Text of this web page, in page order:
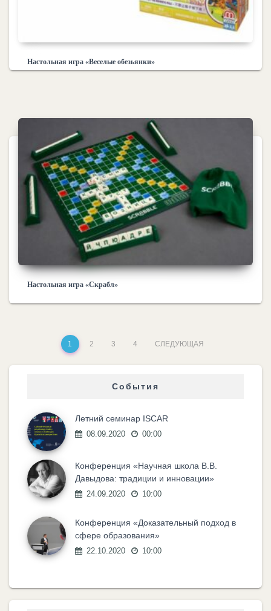
Настольная игра «Веселые обезьянки»
Настольная игра «Скрабл»
1 2 3 4 СЛЕДУЮЩАЯ
События
Летний семинар ISCAR
08.09.2020 00:00
Конференция «Научная школа В.В.
Давыдова: традиции и инновации»
24.09.2020 10:00
Конференция «Доказательный подход в
сфере образования»
22.10.2020 10:00